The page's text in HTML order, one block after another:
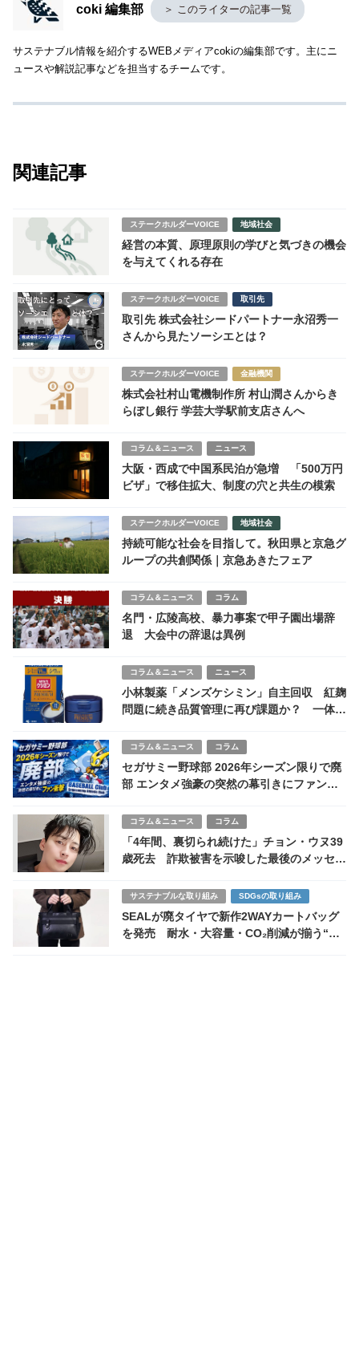
coki 編集部 ＞ このライターの記事一覧
サステナブル情報を紹介するWEBメディアcokiの編集部です。主にニ
ュースや解説記事などを担当するチームです。
関連記事
ステークホルダーVOICE 地域社会
経営の本質、原理原則の学びと気づきの機会
を与えてくれる存在
ステークホルダーVOICE 取引先
取引先 株式会社シードパートナー永沼秀一
さんから見たソーシエとは？
ステークホルダーVOICE 金融機関
株式会社村山電機制作所 村山潤さんからき
らぼし銀行 学芸大学駅前支店さんへ
コラム＆ニュース ニュース
大阪・西成で中国系民泊が急増 「500万円
ビザ」で移住拡大、制度の穴と共生の模索
ステークホルダーVOICE 地域社会
持続可能な社会を目指して。秋田県と京急グ
ループの共創関係｜京急あきたフェア
コラム＆ニュース コラム
名門・広陵高校、暴力事案で甲子園出場辞
退 大会中の辞退は異例
コラム＆ニュース ニュース
小林製薬「メンズケシミン」自主回収 紅麹
問題に続き品質管理に再び課題か？ 一体何
コラム＆ニュース コラム
セガサミー野球部 2026年シーズン限りで廃
部 エンタメ強豪の突然の幕引きにファン衝
コラム＆ニュース コラム
「4年間、裏切られ続けた」チョン・ウヌ39
歳死去 詐欺被害を示唆した最後のメッセー
サステナブルな取り組み SDGsの取り組み
SEALが廃タイヤで新作2WAYカートバッグ
を発売 耐水・大容量・CO₂削減が揃う“最